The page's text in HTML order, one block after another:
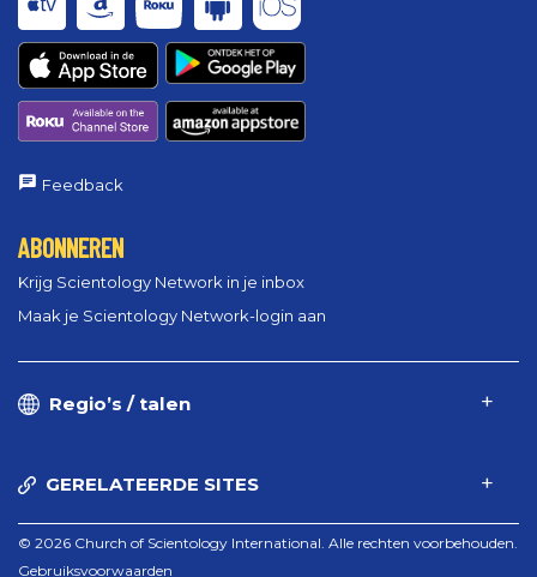
Feedback
ABONNEREN
Krijg Scientology Network in je inbox
Maak je Scientology Network-login aan
Regio’s / talen
GERELATEERDE SITES
© 2026 Church of Scientology International. Alle rechten voorbehouden.
Gebruiksvoorwaarden